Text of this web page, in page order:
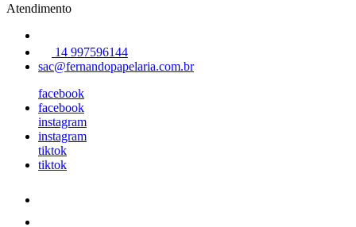
Atendimento
14 997596144
sac@fernandopapelaria.com.br
facebook
facebook
instagram
instagram
tiktok
tiktok